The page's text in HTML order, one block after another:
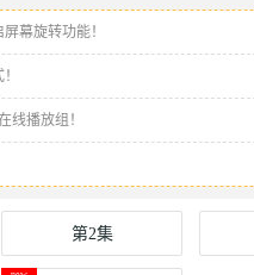
幕旋转功能！
线播放组！
第2集